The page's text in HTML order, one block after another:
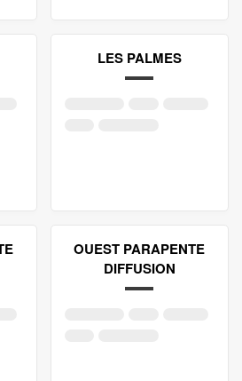
LES PALMES
OUEST PARAPENTE
DIFFUSION